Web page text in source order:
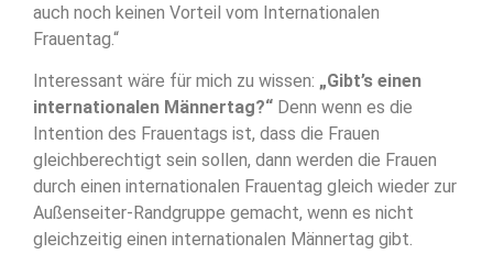
auch noch keinen Vorteil vom Internationalen
Frauentag.“
Interessant wäre für mich zu wissen: „Gibt’s einen
internationalen Männertag?“ Denn wenn es die
Intention des Frauentags ist, dass die Frauen
gleichberechtigt sein sollen, dann werden die Frauen
durch einen internationalen Frauentag gleich wieder zur
Außenseiter-Randgruppe gemacht, wenn es nicht
gleichzeitig einen internationalen Männertag gibt.